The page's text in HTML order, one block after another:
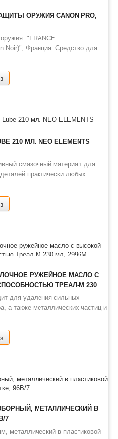
ОРУЖИЯ CANON PRO,
"FRANCE
Noir)", Франция. Средство для
250 мл. Усиливает действие
готов к применению. Средство
возвращая ему перво..
210 МЛ. NEO ELEMENTS
смазочный материал для
практически любых
шарниры, замки, инструменты,
самого скользкого полимера
распылителем на
РУЖЕЙНОЕ МАСЛО С
ТРЕАЛ-М 230
для удаления сильных
а также металлических частиц и
для использования в
МЕТАЛЛИЧЕСКИЙ В
7
металлический в пластиковой